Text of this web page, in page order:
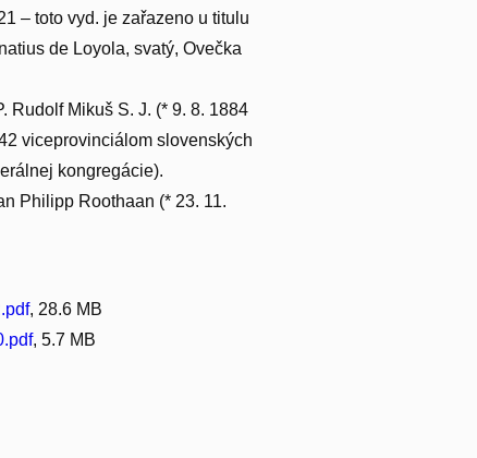
– toto vyd. je zařazeno u titulu
de Loyola, svatý, Ovečka
Rudolf Mikuš S. J. (* 9. 8. 1884
viceprovinciálom slovenských
kongregácie).
Philipp Roothaan (* 23. 11.
, 28.6 MB
, 5.7 MB